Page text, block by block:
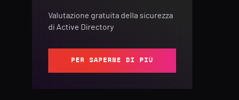
Valutazione gratuita della sicurezza
di Active Directory
PER SAPERNE DI PIÙ